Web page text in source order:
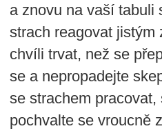
a znovu na vaší tabuli
strach reagovat jistým
chvíli trvat, než se
se a nepropadejte
se strachem
pochvalte se vroucně